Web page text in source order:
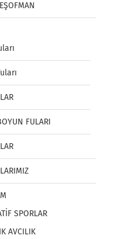
FULARI
SPORLAR
AVCILIK